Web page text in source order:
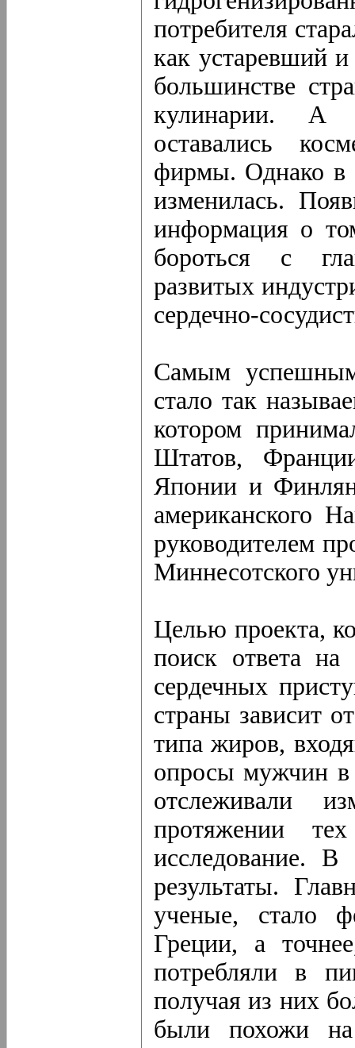
потребителя
как устаревший
большинстве
кулинарии. А
оставались
фирмы. Однако в
изменилась.
информация о
бороться с
развитых
сердечно-
Самым успешным
стало так
котором
Штатов,
Японии и
американского
руководителем
Миннесотского
Целью проекта,
поиск ответа на
сердечных
страны зависит
типа жиров,
опросы мужчин в
отслеживали
протяжении
исследование.
результаты.
ученые, стало
Греции, а
потребляли в
получая из них
были похожи